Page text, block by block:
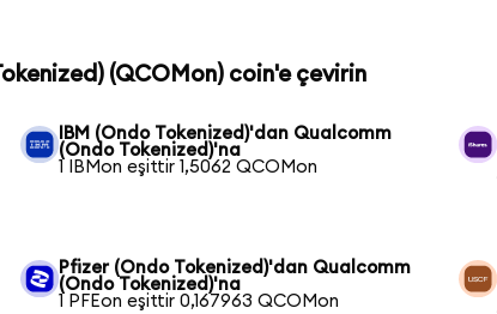
(QCOMon) coin'e çevirin
IBM (Ondo Tokenized)'dan Qualcomm
(Ondo Tokenized)'na
1 IBMon eşittir 1,5062 QCOMon
Pfizer (Ondo Tokenized)'dan Qualcomm
(Ondo Tokenized)'na
1 PFEon eşittir 0,167963 QCOMon